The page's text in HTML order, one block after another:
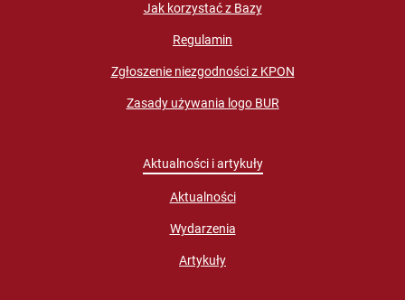
Jak korzystać z Bazy
Regulamin
Zgłoszenie niezgodności z KPON
Zasady używania logo BUR
Aktualności i artykuły
Aktualności
Wydarzenia
Artykuły